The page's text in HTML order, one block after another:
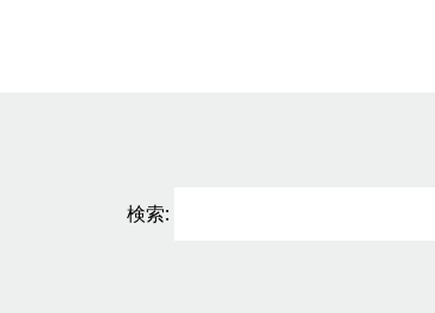
検索: